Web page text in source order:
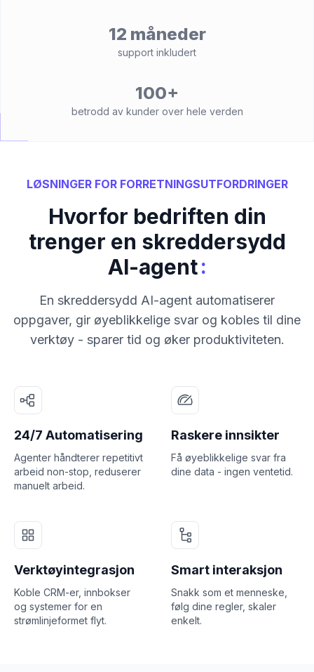
12 måneder
support inkludert
100+
betrodd av kunder over hele verden
LØSNINGER FOR FORRETNINGSUTFORDRINGER
Hvorfor bedriften din
trenger en skreddersydd
AI-agent:
En skreddersydd AI-agent automatiserer
oppgaver, gir øyeblikkelige svar og kobles til dine
verktøy - sparer tid og øker produktiviteten.
24/7 Automatisering
Agenter håndterer repetitivt
arbeid non-stop, reduserer
manuelt arbeid.
Raskere innsikter
Få øyeblikkelige svar fra
dine data - ingen ventetid.
Verktøyintegrasjon
Koble CRM-er, innbokser
og systemer for en
strømlinjeformet flyt.
Smart interaksjon
Snakk som et menneske,
følg dine regler, skaler
enkelt.